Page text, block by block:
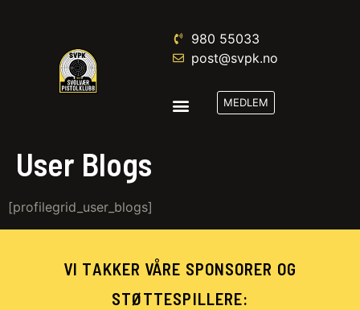
980 55033‬
post@svpk.no
MEDLEM
User Blogs
[profilegrid_user_blogs]
VI TAKKER VÅRE SPONSORER OG
STØTTESPILLERE: